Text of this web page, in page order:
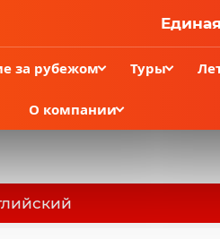
за рубежом Туры
О компании